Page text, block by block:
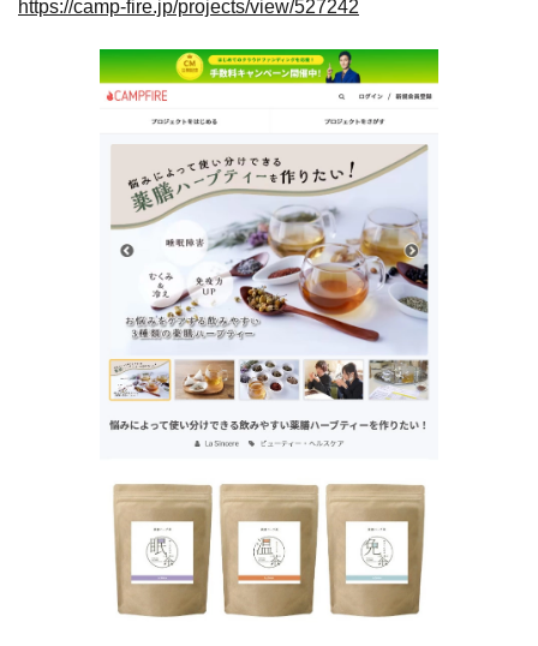
https://camp-fire.jp/projects/view/527242